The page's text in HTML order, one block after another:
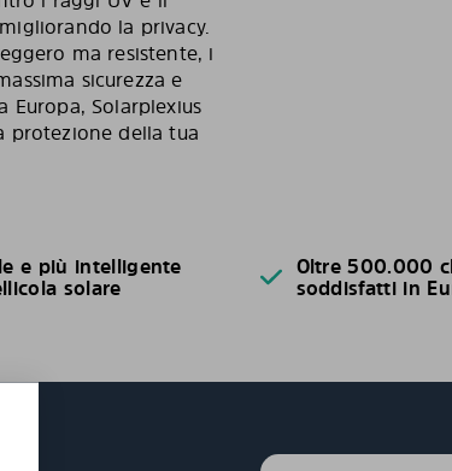
la privacy.
ma resistente, i
sicurezza e
Solarplexius
protezione della tua
e più intelligente
solare
Oltre 500.000
soddisfatti in